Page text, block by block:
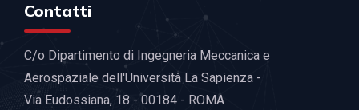
Contatti
C/o Dipartimento di Ingegneria Meccanica e
Aerospaziale dell'Università La Sapienza -
Via Eudossiana, 18 - 00184 - ROMA